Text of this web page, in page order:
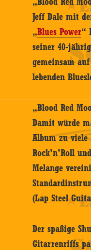
Jeff Dale mit
„Blues Power“
seiner 40-
gemeinsam
lebenden
„Blood Red
Damit würde
Album zu viele
Rock’n’Roll
Melange
(Lap Steel
Der spaßige
Gitarrenriffs